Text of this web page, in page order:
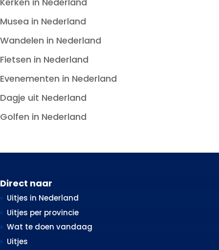
Musea in Nederland
Wandelen in Nederland
Fietsen in Nederland
Evenementen in Nederland
Dagje uit Nederland
Golfen in Nederland
Direct naar
Uitjes in Nederland
Uitjes per provincie
Wat te doen vandaag
Uitjes